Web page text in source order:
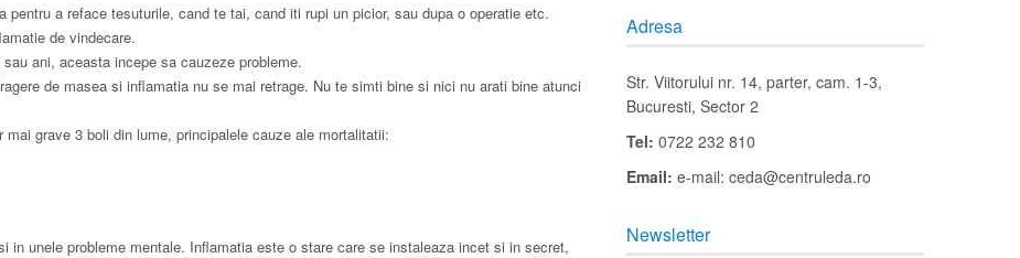
a reface tesuturile, cand te tai, cand iti rupi un picior, sau dupa o operatie etc.
de vindecare.
ani, aceasta incepe sa cauzeze probleme.
de masea si inflamatia nu se mai retrage. Nu te simti bine si nici nu arati bine atunci
grave 3 boli din lume, principalele cauze ale mortalitatii:
in unele probleme mentale. Inflamatia este o stare care se instaleaza incet si in secret,
Adresa
Str. Viitorului nr. 14, parter, cam. 1-3,
Bucuresti, Sector 2
Tel: 0722 232 810
Email: e-mail: ceda@centruleda.ro
Newsletter